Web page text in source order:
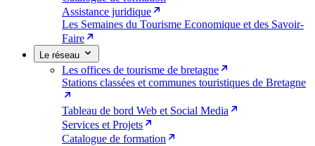
Assistance juridique
Les Semaines du Tourisme Economique et des Savoir-
Faire
Le réseau
Les offices de tourisme de bretagne
Stations classées et communes touristiques de Bretagne
Tableau de bord Web et Social Media
Services et Projets
Catalogue de formation